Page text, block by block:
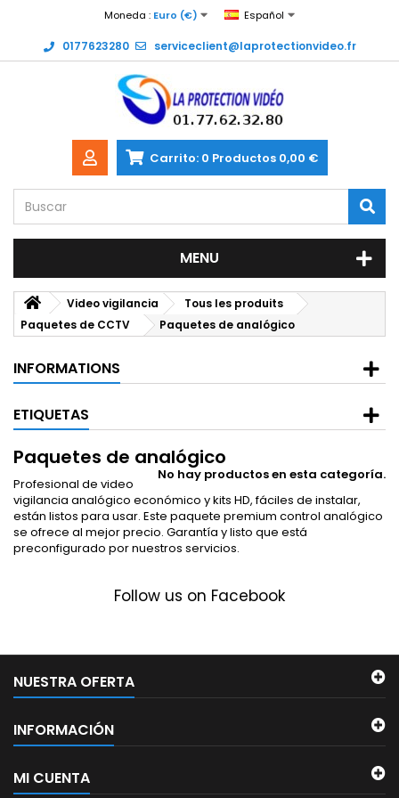
Moneda : Euro (€) Español
0177623280 serviceclient@laprotectionvideo.fr
Carrito: 0 Productos 0,00 €
MENU
Video vigilancia
Tous les produits
Paquetes de CCTV
Paquetes de analógico
INFORMATIONS
ETIQUETAS
Paquetes de analógico
No hay productos en esta categoría.
Profesional de video
vigilancia analógico económico y kits HD, fáciles de instalar,
están listos para usar. Este paquete premium control analógico
se ofrece al mejor precio. Garantía y listo que está
preconfigurado por nuestros servicios.
Follow us on Facebook
NUESTRA OFERTA
INFORMACIÓN
MI CUENTA